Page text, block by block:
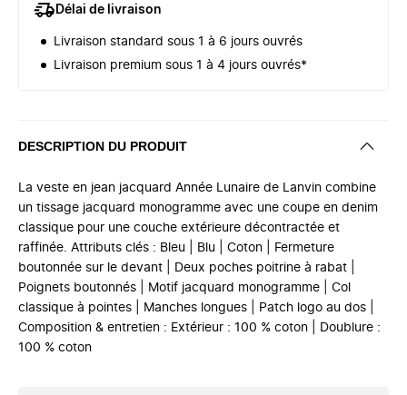
Délai de livraison
Livraison standard sous 1 à 6 jours ouvrés
Livraison premium sous 1 à 4 jours ouvrés*
DESCRIPTION DU PRODUIT
La veste en jean jacquard Année Lunaire de Lanvin combine
un tissage jacquard monogramme avec une coupe en denim
classique pour une couche extérieure décontractée et
raffinée. Attributs clés : Bleu | Blu | Coton | Fermeture
boutonnée sur le devant | Deux poches poitrine à rabat |
Poignets boutonnés | Motif jacquard monogramme | Col
classique à pointes | Manches longues | Patch logo au dos |
Composition & entretien : Extérieur : 100 % coton | Doublure :
100 % coton